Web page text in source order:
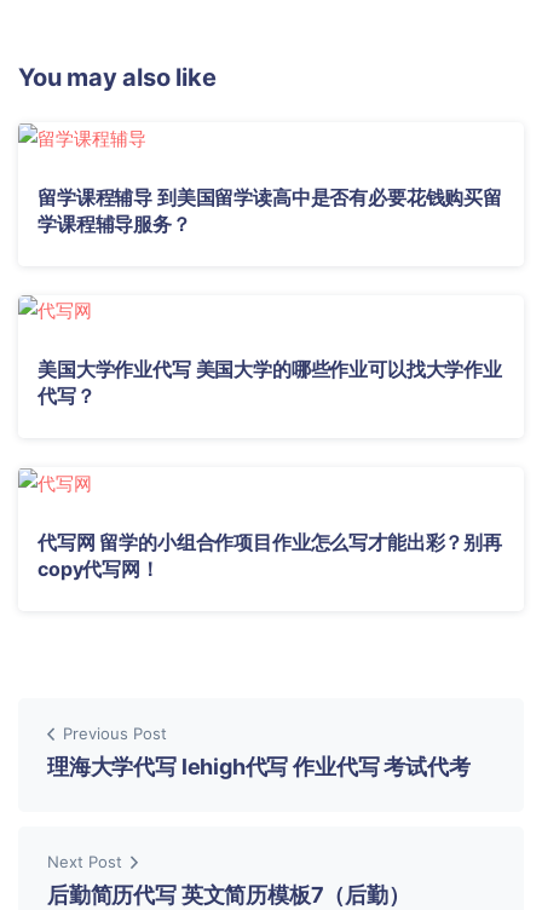
You may also like
留学课程辅导 到美国留学读高中是否有必要花钱购买留
学课程辅导服务？
美国大学作业代写 美国大学的哪些作业可以找大学作业
代写？
代写网 留学的小组合作项目作业怎么写才能出彩？别再
copy代写网！
Previous Post
理海大学代写 lehigh代写 作业代写 考试代考
Next Post
后勤简历代写 英文简历模板7（后勤）